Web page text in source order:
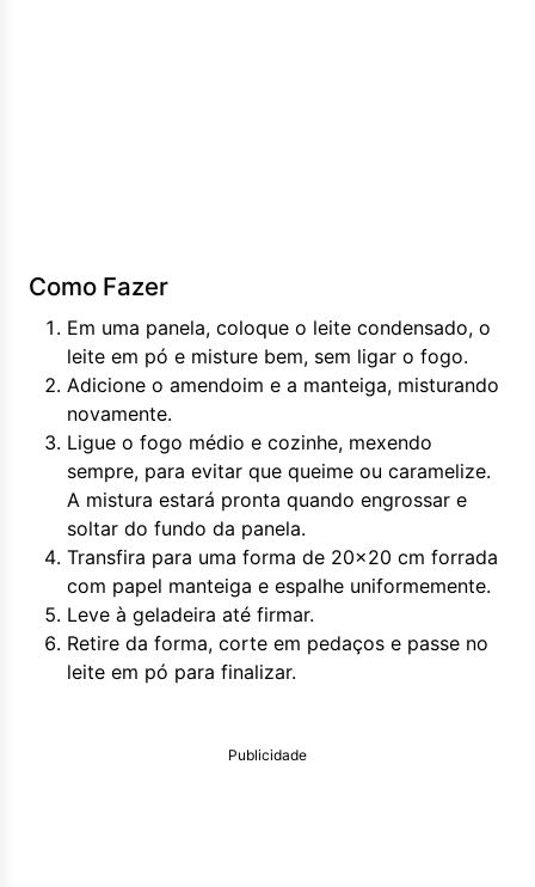
Como Fazer
Em uma panela, coloque o leite condensado, o
leite em pó e misture bem, sem ligar o fogo.
Adicione o amendoim e a manteiga, misturando
novamente.
Ligue o fogo médio e cozinhe, mexendo
sempre, para evitar que queime ou caramelize.
A mistura estará pronta quando engrossar e
soltar do fundo da panela.
Transfira para uma forma de 20x20 cm forrada
com papel manteiga e espalhe uniformemente.
Leve à geladeira até firmar.
Retire da forma, corte em pedaços e passe no
leite em pó para finalizar.
Publicidade